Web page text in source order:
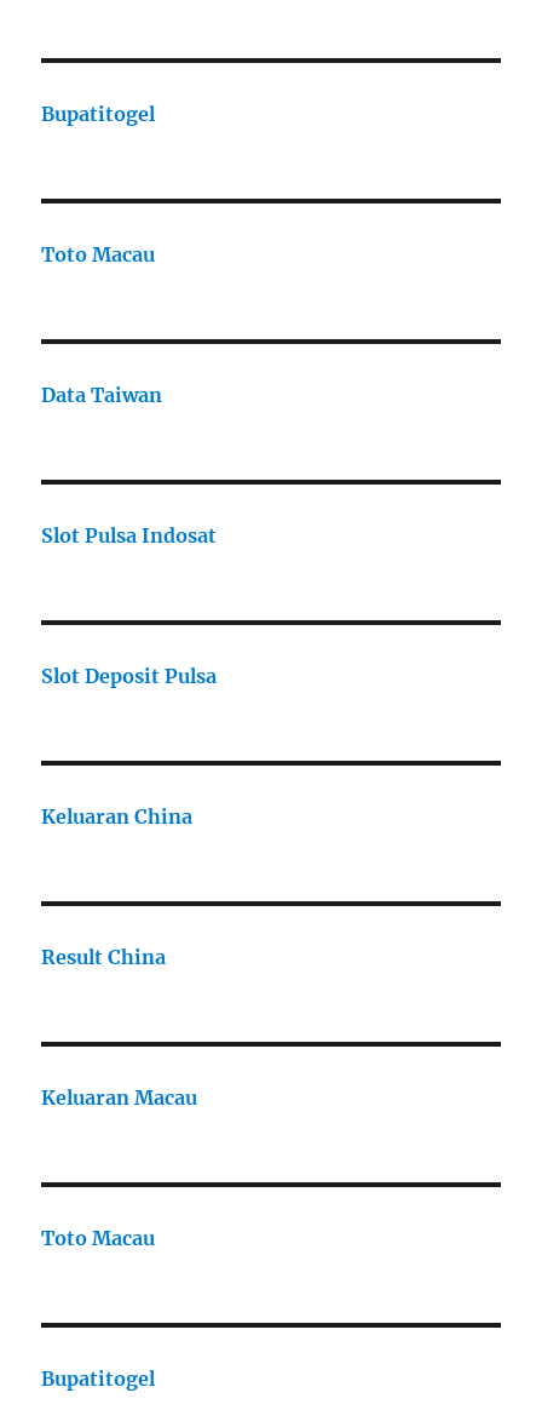
Bupatitogel
Toto Macau
Data Taiwan
Slot Pulsa Indosat
Slot Deposit Pulsa
Keluaran China
Result China
Keluaran Macau
Toto Macau
Bupatitogel